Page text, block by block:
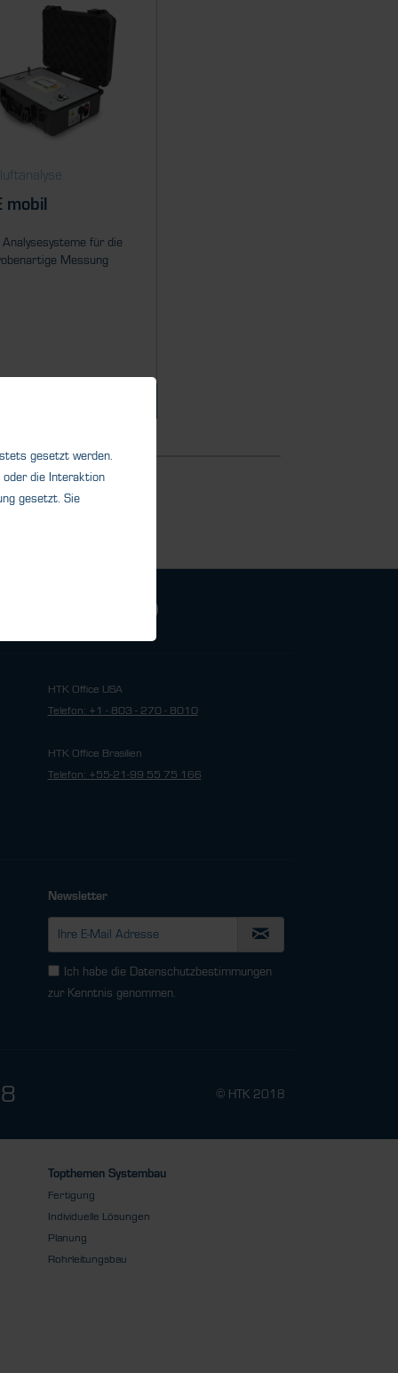
mobil
Analysesysteme für die
Messung
HTK Office USA
Telefon: +1 - 803 - 270 - 8010
HTK Office Brasilien
Telefon: +55-21-99 55 75 166
Newsletter
Ich habe die Datenschutzbestimmungen
zur Kenntnis genommen.
© HTK 2018
Topthemen Systembau
Fertigung
Individuelle Lösungen
Planung
Rohrleitungsbau
gesetzt werden.
oder die Interaktion
gesetzt. Sie